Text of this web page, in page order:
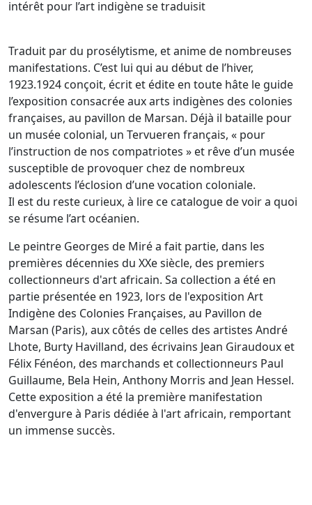
intérêt pour l’art indigène se traduisit
Traduit par du prosélytisme, et anime de nombreuses
manifestations. C’est lui qui au début de l’hiver,
1923.1924 conçoit, écrit et édite en toute hâte le guide
l’exposition consacrée aux arts indigènes des colonies
françaises, au pavillon de Marsan. Déjà il bataille pour
un musée colonial, un Tervueren français, « pour
l’instruction de nos compatriotes » et rêve d’un musée
susceptible de provoquer chez de nombreux
adolescents l’éclosion d’une vocation coloniale.
Il est du reste curieux, à lire ce catalogue de voir a quoi
se résume l’art océanien.
Le peintre Georges de Miré a fait partie, dans les
premières décennies du XXe siècle, des premiers
collectionneurs d'art africain. Sa collection a été en
partie présentée en 1923, lors de l'exposition Art
Indigène des Colonies Françaises, au Pavillon de
Marsan (Paris), aux côtés de celles des artistes André
Lhote, Burty Havilland, des écrivains Jean Giraudoux et
Félix Fénéon, des marchands et collectionneurs Paul
Guillaume, Bela Hein, Anthony Morris and Jean Hessel.
Cette exposition a été la première manifestation
d'envergure à Paris dédiée à l'art africain, remportant
un immense succès.